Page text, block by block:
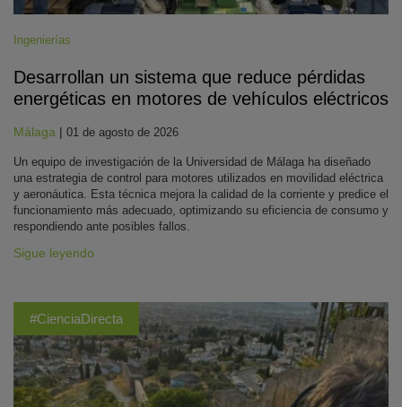
Ingenierías
Desarrollan un sistema que reduce pérdidas
energéticas en motores de vehículos eléctricos
Málaga | 01 de agosto de 2026
Un equipo de investigación de la Universidad de Málaga ha diseñado
una estrategia de control para motores utilizados en movilidad eléctrica
y aeronáutica. Esta técnica mejora la calidad de la corriente y predice el
funcionamiento más adecuado, optimizando su eficiencia de consumo y
respondiendo ante posibles fallos.
Sigue leyendo
#CienciaDirecta